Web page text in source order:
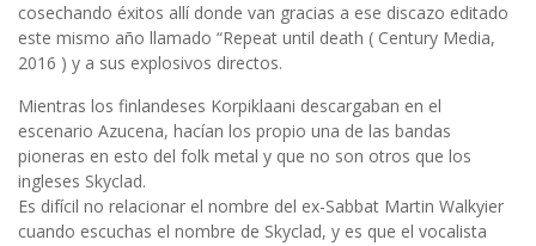
cosechando éxitos allí donde van gracias a ese discazo editado
este mismo año llamado “Repeat until death ( Century Media,
2016 ) y a sus explosivos directos.
Mientras los finlandeses Korpiklaani descargaban en el
escenario Azucena, hacían los propio una de las bandas
pioneras en esto del folk metal y que no son otros que los
ingleses Skyclad.
Es difícil no relacionar el nombre del ex-Sabbat Martin Walkyier
cuando escuchas el nombre de Skyclad, y es que el vocalista